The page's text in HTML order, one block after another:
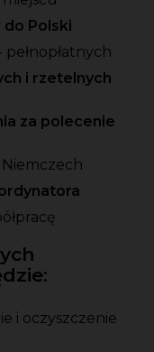
Polski
i rzetelnych
za polecenie
Niemczech
i oczyszczenie